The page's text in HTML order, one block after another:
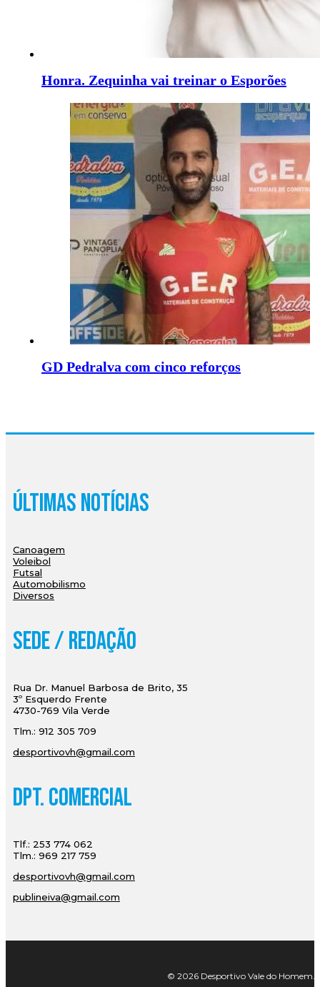
Honra. Zequinha vai treinar o Esporões
GD Pedralva com cinco reforços
Últimas Notícias
Canoagem
Voleibol
Futsal
Automobilismo
Diversos
Sede / Redação
Rua Dr. Manuel Barbosa de Brito, 35
3º Esquerdo Frente
4730-769 Vila Verde
Tlm.: 912 305 709
desportivovh@gmail.com
Dpt. Comercial
Tlf.: 253 774 062
Tlm.: 969 217 759
desportivovh@gmail.com
publineiva@gmail.com
© 2026 Desportivo Vale do Homem.